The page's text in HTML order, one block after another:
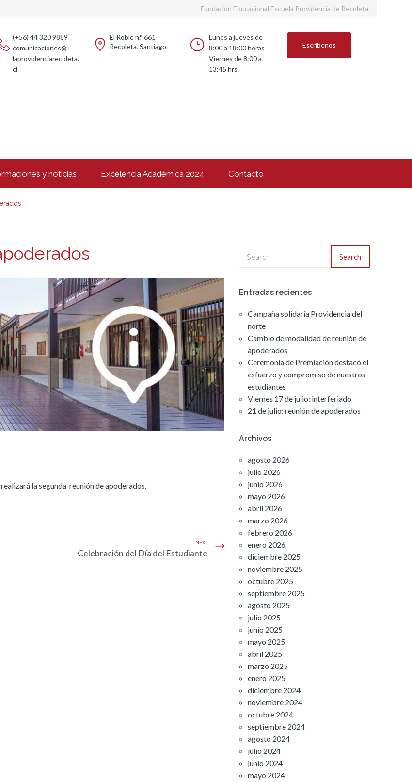
Fundación Educacional Escuela Providencia de Recoleta.
(+56) 44 320 9889
comunicaciones@
laprovidenciarecoleta.
cl
El Roble n.° 661
Recoleta, Santiago.
Lunes a jueves de
8:00 a 18:00 horas
Viernes de 8:00 a
13:45 hrs.
Escríbenos
y noticias Excelencia Académica 2024 Contacto
la segunda reunión de apoderados.
NEXT
Celebración del Día del Estudiante
Search
Entradas recientes
Campaña solidaria Providencia del
norte
Cambio de modalidad de reunión de
apoderados
Ceremonia de Premiación destacó el
esfuerzo y compromiso de nuestros
estudiantes
Viernes 17 de julio: interferiado
21 de julio: reunión de apoderados
Archivos
agosto 2026
julio 2026
junio 2026
mayo 2026
abril 2026
marzo 2026
febrero 2026
enero 2026
diciembre 2025
noviembre 2025
octubre 2025
septiembre 2025
agosto 2025
julio 2025
junio 2025
mayo 2025
abril 2025
marzo 2025
enero 2025
diciembre 2024
noviembre 2024
octubre 2024
septiembre 2024
agosto 2024
julio 2024
junio 2024
mayo 2024